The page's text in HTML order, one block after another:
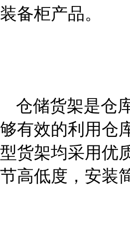
装备柜产品。
仓储货架是仓
够有效的利用仓
型货架均采用优
节高低度，安装